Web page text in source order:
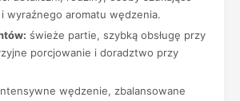
wyraźnego aromatu wędzenia.
świeże partie, szybką obsługę przy
porcjowanie i doradztwo przy
wędzenie, zbalansowane